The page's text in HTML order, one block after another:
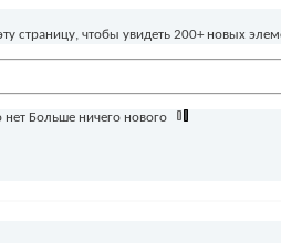
страницу, чтобы увидеть 200+ новых
нет Больше ничего нового